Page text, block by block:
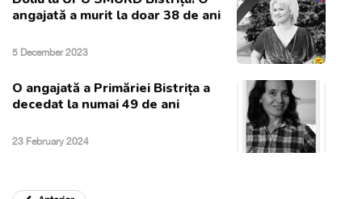
angajată a murit la doar 38 de ani
5 December 2023
O angajată a Primăriei Bistrița a
decedat la numai 49 de ani
23 February 2024